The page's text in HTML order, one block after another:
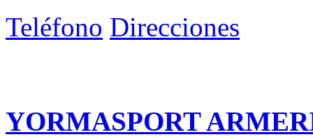
Teléfono Direcciones
YORMASPORT